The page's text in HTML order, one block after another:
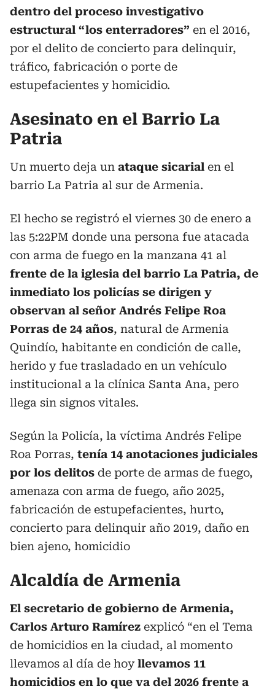
dentro del proceso investigativo
estructural “los enterradores” en el 2016,
por el delito de concierto para delinquir,
tráfico, fabricación o porte de
estupefacientes y homicidio.
Asesinato en el Barrio La
Patria
Un muerto deja un ataque sicarial en el
barrio La Patria al sur de Armenia.
El hecho se registró el viernes 30 de enero a
las 5:22PM donde una persona fue atacada
con arma de fuego en la manzana 41 al
frente de la iglesia del barrio La Patria, de
inmediato los policías se dirigen y
observan al señor Andrés Felipe Roa
Porras de 24 años, natural de Armenia
Quindío, habitante en condición de calle,
herido y fue trasladado en un vehículo
institucional a la clínica Santa Ana, pero
llega sin signos vitales.
Según la Policía, la víctima Andrés Felipe
Roa Porras, tenía 14 anotaciones judiciales
por los delitos de porte de armas de fuego,
amenaza con arma de fuego, año 2025,
fabricación de estupefacientes, hurto,
concierto para delinquir año 2019, daño en
bien ajeno, homicidio
Alcaldía de Armenia
El secretario de gobierno de Armenia,
Carlos Arturo Ramírez explicó “en el Tema
de homicidios en la ciudad, al momento
llevamos al día de hoyllevamos 11
homicidios en lo que va del 2026 frente a